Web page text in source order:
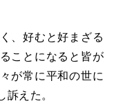
、好むと好まざる
ことになると皆が
が常に平和の世に
訴えた。